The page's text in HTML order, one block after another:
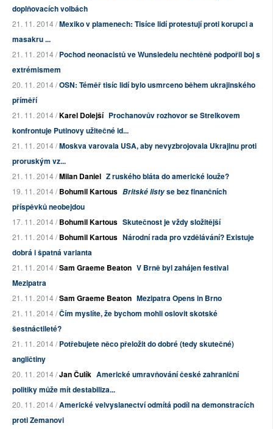
doplňovacích volbách
21. 11. 2014 /Mexiko v plamenech: Tisíce lidí protestují proti korupci a
masakru ...
21. 11. 2014 /Pochod neonacistů ve Wunsiedelu nechtěně podpořil boj s
extrémismem
20. 11. 2014 /OSN: Téměř tisíc lidí bylo usmrceno během ukrajinského
příměří
21. 11. 2014 /Karel Dolejší Prochanovův rozhovor se Strelkovem
konfrontuje Putinovy užitečné id...
21. 11. 2014 /Moskva varovala USA, aby nevyzbrojovala Ukrajinu proti
proruským vz...
21. 11. 2014 /Milan Daniel Z ruského bláta do americké louže?
19. 11. 2014 /Bohumil Kartous Britské listyse bez finančních
příspěvků neobejdou
17. 11. 2014 /Bohumil Kartous Skutečnost je vždy složitější
21. 11. 2014 /Bohumil Kartous Národní rada pro vzdělávání? Existuje
dobrá i špatná varianta
21. 11. 2014 /Sam Graeme Beaton V Brně byl zahájen festival
Mezipatra
21. 11. 2014 /Sam Graeme Beaton Mezipatra Opens in Brno
21. 11. 2014 /Čím myslíte, že bychom mohli oslovit skotské
šestnáctileté?
21. 11. 2014 /Potřebujete něco přeložit do dobré (tedy skutečné)
angličtiny
20. 11. 2014 /Jan Čulík Americké umravňování české zahraniční
politiky může mít destabiliza...
20. 11. 2014 /Americké velvyslanectví odmítá podíl na demonstracích
proti Zemanovi